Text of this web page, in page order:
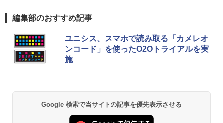
編集部のおすすめ記事
ユニシス、スマホで読み取る「カメレオ
ンコード」を使ったO2Oトライアルを実
施
Google 検索で当サイトの記事を優先表示させる